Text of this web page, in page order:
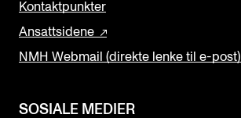
Kontaktpunkter
Ansattsidene
NMH Webmail (direkte lenke til e-post)
SOSIALE MEDIER